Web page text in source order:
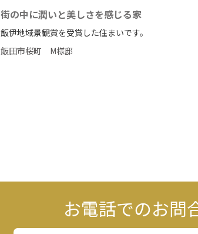
街の中に潤いと美しさを感じる家
飯伊地域景観賞を受賞した住まいです。
飯田市桜町
M様邸
お電話でのお問